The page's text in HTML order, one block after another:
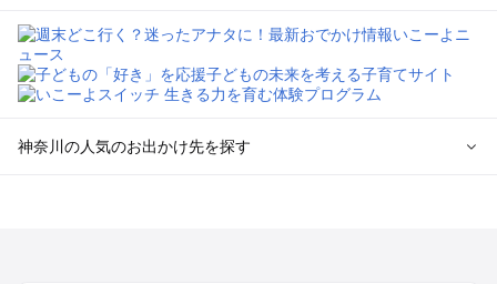
神奈川の人気のお出かけ先を探す